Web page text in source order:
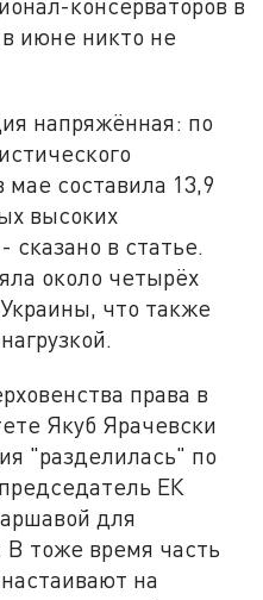
консерваторов в
июне никто не
напряжённая: по
составила 13,9
высоких
сказано в статье.
около четырёх
что также
права в
Якуб Ярачевски
"разделилась" по
ЕК
для
В тоже время часть
на